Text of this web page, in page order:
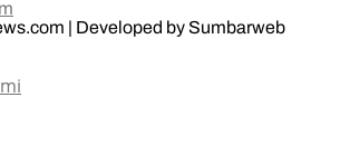
| Developed by Sumbarweb